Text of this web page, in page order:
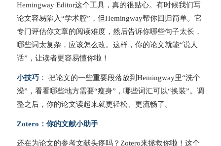
Hemingway Editor这个工具，真的很贴心。有时候我们写
论文容易陷入“学术腔”，但Hemingway帮你回归简单。它
专门评估你文章的阅读难度，然后告诉你哪些句子太长，
哪些词太复杂，应该怎么改。这样，你的论文就能“说人
话”，让读者更容易懂你啦！
小技巧： 把论文的一些重要段落放到Hemingway里“洗个
澡”，看看哪些地方需要“瘦身”，哪些词汇可以“换装”。调
整之后，你的论文读起来就更轻松、更流畅了。
Zotero：你的文献小助手
还在为论文的参考文献头疼吗？Zotero来拯救你啦！这个